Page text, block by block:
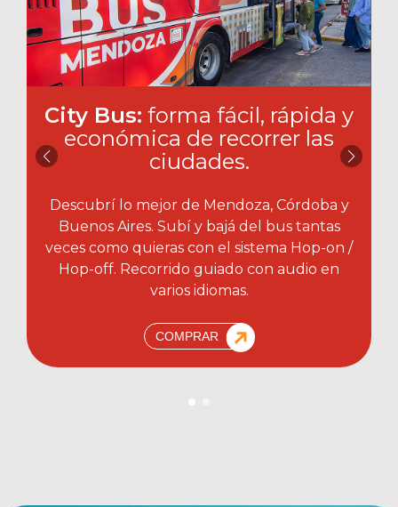
City Bus: forma fácil, rápida y
económica de recorrer las
ciudades.​
Descubrí lo mejor de Mendoza, Córdoba y
Buenos Aires. Subí y bajá del bus tantas
veces como quieras con el sistema Hop-on /
Hop-off. Recorrido guiado con audio en
varios idiomas.
COMPRAR